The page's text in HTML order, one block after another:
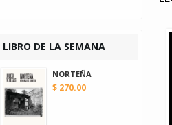
LIBRO DE LA SEMANA
NORTEÑA
$ 270.00